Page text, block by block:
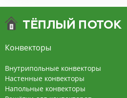
скрипы при расширении
Толщина стенки медной
диаметр 15 мм
Гофрированная ламель
Широкий выбор
решётки
Характеристики конвектора:
Конвекторы
Внутрипольные конвекторы
Настенные конвекторы
Напольные конвекторы